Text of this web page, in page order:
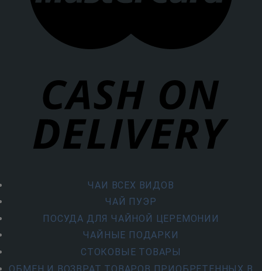
ЧАИ ВСЕХ ВИДОВ
ЧАЙ ПУЭР
ПОСУДА ДЛЯ ЧАЙНОЙ ЦЕРЕМОНИИ
ЧАЙНЫЕ ПОДАРКИ
СТОКОВЫЕ ТОВАРЫ
ОБМЕН И ВОЗВРАТ ТОВАРОВ ПРИОБРЕТЕННЫХ В